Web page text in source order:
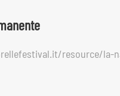
resource/la-